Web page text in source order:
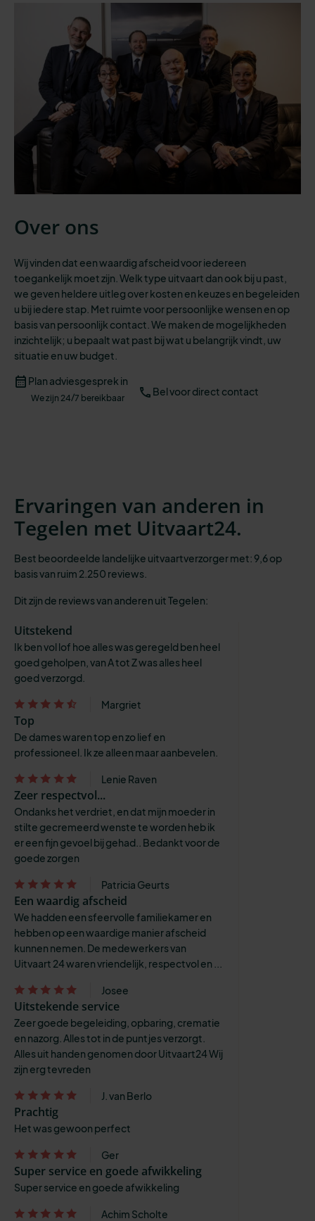
Over ons
Wij vinden dat een waardig afscheid voor iedereen
toegankelijk moet zijn. Welk type uitvaart dan ook bij u past,
we geven heldere uitleg over kosten en keuzes en begeleiden
u bij iedere stap. Met ruimte voor persoonlijke wensen en op
basis van persoonlijk contact. We maken de mogelijkheden
inzichtelijk; u bepaalt wat past bij wat u belangrijk vindt, uw
situatie en uw budget.
Plan adviesgesprek in
We zijn 24/7 bereikbaar Bel voor direct contact
Ervaringen van anderen in
Tegelen met Uitvaart24.
Best beoordeelde landelijke uitvaartverzorger met: 9,6 op
basis van ruim 2.250 reviews.
Dit zijn de reviews van anderen uit Tegelen:
Uitstekend
Ik ben vol lof hoe alles was geregeld ben heel
goed geholpen, van A tot Z was alles heel
goed verzorgd.
Margriet
Top
De dames waren top en zo lief en
professioneel. Ik ze alleen maar aanbevelen.
Lenie Raven
Zeer respectvol...
Ondanks het verdriet, en dat mijn moeder in
stilte gecremeerd wenste te worden heb ik
er een fijn gevoel bij gehad.. Bedankt voor de
goede zorgen
Patricia Geurts
Een waardig afscheid
We hadden een sfeervolle familiekamer en
hebben op een waardige manier afscheid
kunnen nemen. De medewerkers van
Uitvaart 24 waren vriendelijk, respectvol en ...
Josee
Uitstekende service
Zeer goede begeleiding, opbaring, crematie
en nazorg. Alles tot in de puntjes verzorgt.
Alles uit handen genomen door Uitvaart24 Wij
zijn erg tevreden
J. van Berlo
Prachtig
Het was gewoon perfect
Ger
Super service en goede afwikkeling
Super service en goede afwikkeling
Achim Scholte